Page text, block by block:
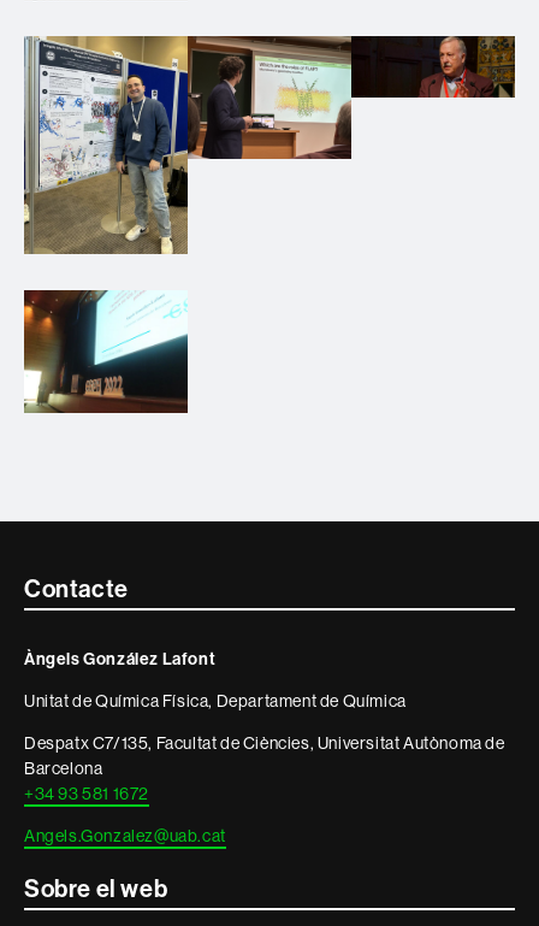
Contacte
informació
legal
Contacte
Àngels González Lafont
Unitat de Química Física, Departament de Química
Despatx C7/135, Facultat de Ciències, Universitat Autònoma de
Barcelona
+34 93 581 1672
Angels.Gonzalez@uab.cat
Sobre el web